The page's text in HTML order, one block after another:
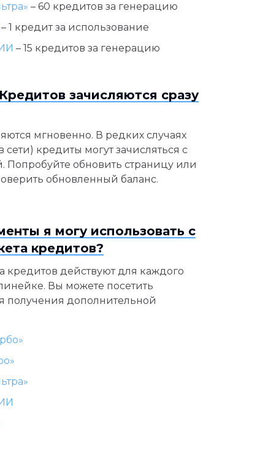
– 60 кредитов за генерацию
– 1 кредит за использование
– 15 кредитов за генерацию
зачисляются сразу
мгновенно. В редких случаях
кредиты могут зачисляться с
Попробуйте обновить страницу или
обновленный баланс.
я могу использовать с
кредитов?
кредитов действуют для каждого
Вы можете посетить
получения дополнительной